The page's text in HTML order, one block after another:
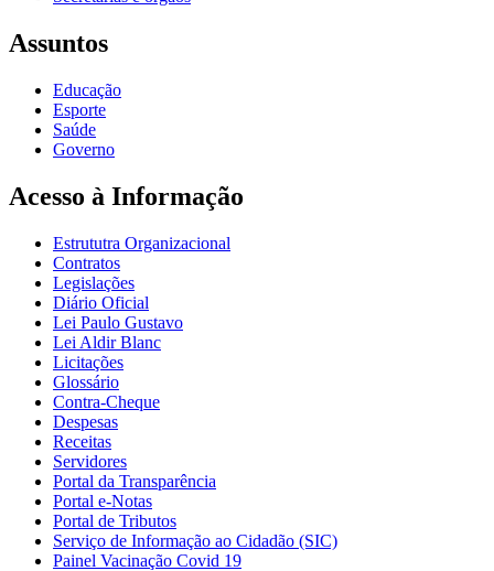
Assuntos
Educação
Esporte
Saúde
Governo
Acesso à Informação
Estrututra Organizacional
Contratos
Legislações
Diário Oficial
Lei Paulo Gustavo
Lei Aldir Blanc
Licitações
Glossário
Contra-Cheque
Despesas
Receitas
Servidores
Portal da Transparência
Portal e-Notas
Portal de Tributos
Serviço de Informação ao Cidadão (SIC)
Painel Vacinação Covid 19